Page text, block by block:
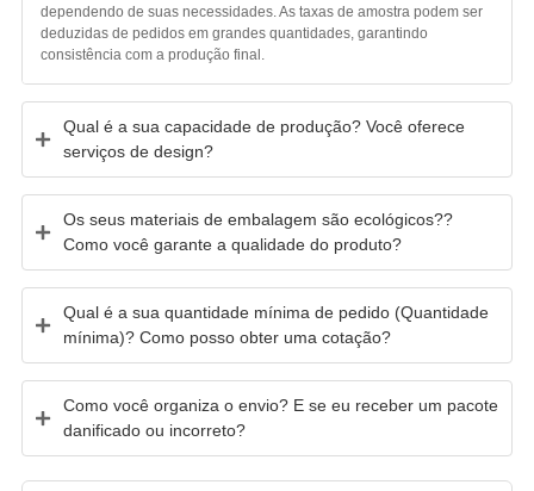
dependendo de suas necessidades. As taxas de amostra podem ser
deduzidas de pedidos em grandes quantidades, garantindo
consistência com a produção final.
Qual é a sua capacidade de produção? Você oferece
serviços de design?
Os seus materiais de embalagem são ecológicos??
Como você garante a qualidade do produto?
Qual é a sua quantidade mínima de pedido (Quantidade
mínima)? Como posso obter uma cotação?
Como você organiza o envio? E se eu receber um pacote
danificado ou incorreto?